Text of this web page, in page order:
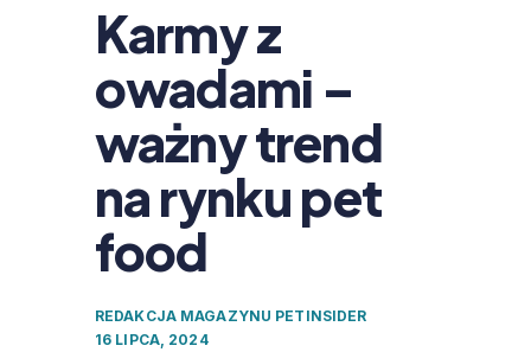
Karmy z
owadami –
ważny trend
na rynku pet
food
REDAKCJA MAGAZYNU PETINSIDER
16 LIPCA, 2024